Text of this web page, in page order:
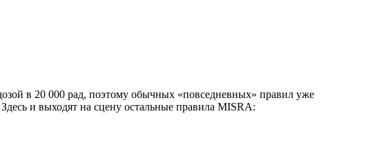
в 20 000 рад, поэтому обычных «повседневных» правил уже
и выходят на сцену остальные правила MISRA: